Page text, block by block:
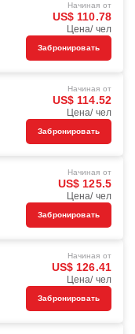
Начиная от
US$ 110.78
Цена/ чел
Забронировать
Начиная от
US$ 114.52
Цена/ чел
Забронировать
Начиная от
US$ 125.5
Цена/ чел
Забронировать
Начиная от
US$ 126.41
Цена/ чел
Забронировать